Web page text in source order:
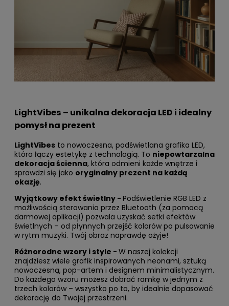
LightVibes – unikalna dekoracja LED i idealny
pomysł na prezent
LightVibes to nowoczesna, podświetlana grafika LED,
która łączy estetykę z technologią. To niepowtarzalna
dekoracja ścienna, która odmieni każde wnętrze i
sprawdzi się jako oryginalny prezent na każdą
okazję.
Wyjątkowy efekt świetlny - Podświetlenie RGB LED z
możliwością sterowania przez Bluetooth (za pomocą
darmowej aplikacji) pozwala uzyskać setki efektów
świetlnych – od płynnych przejść kolorów po pulsowanie
w rytm muzyki. Twój obraz naprawdę ożyje!
Różnorodne wzory i style - W naszej kolekcji
znajdziesz wiele grafik inspirowanych neonami, sztuką
nowoczesną, pop-artem i designem minimalistycznym.
Do każdego wzoru możesz dobrać ramkę w jednym z
trzech kolorów – wszystko po to, by idealnie dopasować
dekorację do Twojej przestrzeni.